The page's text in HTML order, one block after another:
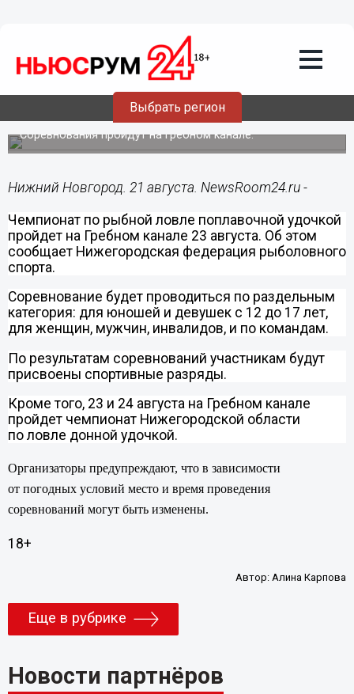
Выбрать регион
21.08.201410:33
Чемпионат по рыбной ловле состоится
в Нижнем Новгороде 23 августа
Соревнования пройдут на Гребном канале.
Нижний Новгород. 21 августа. NewsRoom24.ru -
Чемпионат по рыбной ловле поплавочной удочкой
пройдет на Гребном канале 23 августа. Об этом
сообщает Нижегородская федерация рыболовного
спорта.
Соревнование будет проводиться по раздельным
категория: для юношей и девушек с 12 до 17 лет,
для женщин, мужчин, инвалидов, и по командам.
По результатам соревнований участникам будут
присвоены спортивные разряды.
Кроме того, 23 и 24 августа на Гребном канале
пройдет чемпионат Нижегородской области
по ловле донной удочкой.
Организаторы предупреждают, что в зависимости
от погодных условий место и время проведения
соревнований могут быть изменены.
18+
Автор:Алина Карпова
Еще в рубрике
Новости партнёров